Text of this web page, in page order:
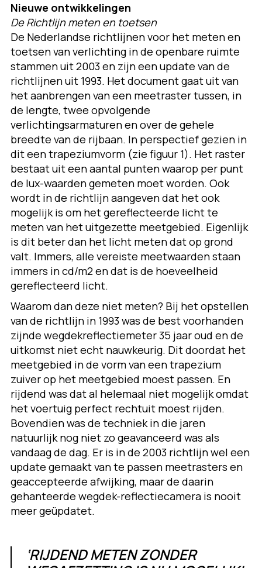
Nieuwe ontwikkelingen
De Richtlijn meten en toetsen
De Nederlandse richtlijnen voor het meten en
toetsen van verlichting in de openbare ruimte
stammen uit 2003 en zijn een update van de
richtlijnen uit 1993. Het document gaat uit van
het aanbrengen van een meetraster tussen, in
de lengte, twee opvolgende
verlichtingsarmaturen en over de gehele
breedte van de rijbaan. In perspectief gezien in
dit een trapeziumvorm (zie figuur 1). Het raster
bestaat uit een aantal punten waarop per punt
de lux-waarden gemeten moet worden. Ook
wordt in de richtlijn aangeven dat het ook
mogelijk is om het gereflecteerde licht te
meten van het uitgezette meetgebied. Eigenlijk
is dit beter dan het licht meten dat op grond
valt. Immers, alle vereiste meetwaarden staan
immers in cd/m2 en dat is de hoeveelheid
gereflecteerd licht.
Waarom dan deze niet meten? Bij het opstellen
van de richtlijn in 1993 was de best voorhanden
zijnde wegdekreflectiemeter 35 jaar oud en de
uitkomst niet echt nauwkeurig. Dit doordat het
meetgebied in de vorm van een trapezium
zuiver op het meetgebied moest passen. En
rijdend was dat al helemaal niet mogelijk omdat
het voertuig perfect rechtuit moest rijden.
Bovendien was de techniek in die jaren
natuurlijk nog niet zo geavanceerd was als
vandaag de dag. Er is in de 2003 richtlijn wel een
update gemaakt van te passen meetrasters en
geaccepteerde afwijking, maar de daarin
gehanteerde wegdek-reflectiecamera is nooit
meer geüpdatet.
‘RIJDEND METEN ZONDER